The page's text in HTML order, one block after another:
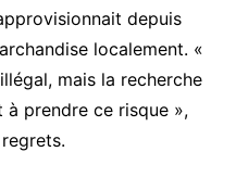
depuis
localement. «
mais la recherche
à prendre ce risque »,